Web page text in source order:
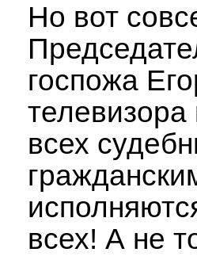
Но вот
госпожа
всех
всех! А не